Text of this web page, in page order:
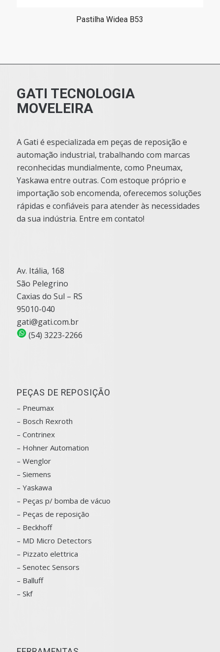
Pastilha Widea B53
GATI TECNOLOGIA
MOVELEIRA
A Gati é especializada em peças de reposição e
automação industrial, trabalhando com marcas
reconhecidas mundialmente, como Pneumax,
Yaskawa entre outras. Com estoque próprio e
importação sob encomenda, oferecemos soluções
rápidas e confiáveis para atender às necessidades
da sua indústria. Entre em contato!
Av. Itália, 168
São Pelegrino
Caxias do Sul – RS
95010-040
gati@gati.com.br
(54) 3223-2266
PEÇAS DE REPOSIÇÃO
– Pneumax
– Bosch Rexroth
– Contrinex
– Hohner Automation
– Wenglor
– Siemens
– Yaskawa
– Peças p/ bomba de vácuo
– Peças de reposição
– Beckhoff
– MD Micro Detectors
– Pizzato elettrica
– Senotec Sensors
– Balluff
– Skf